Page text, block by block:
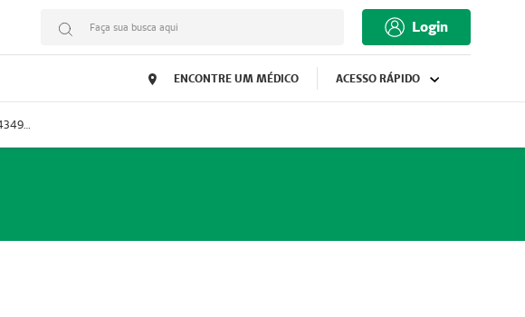
Faça sua busca aqui Login
ENCONTRE UM MÉDICO ACESSO RÁPIDO
Prestador: Vipmed Clínica Geral Ltda, 51004349-0 (Nome Fantasia: Policlínica Master)